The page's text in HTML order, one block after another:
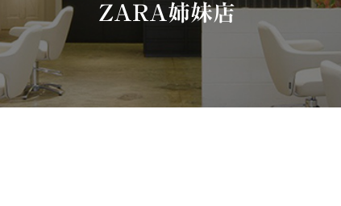
ZARA姉妹店